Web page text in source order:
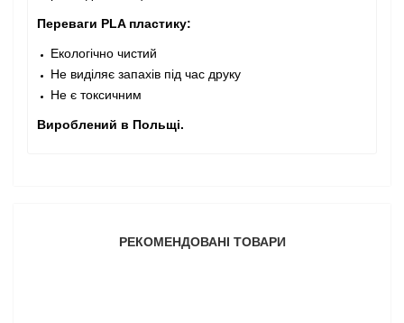
Переваги PLA пластику:
Екологічно чистий
Не виділяє запахів під час друку
Не є токсичним
Вироблений в Польщі.
РЕКОМЕНДОВАНІ ТОВАРИ